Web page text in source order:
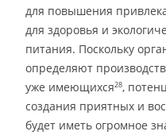
для повышения
для здоровья и
питания. Поскольку
определяют
уже имеющихся28,
создания приятных и
будет иметь огромное